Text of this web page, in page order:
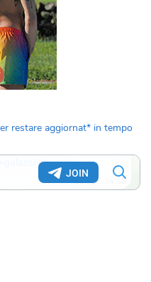
restare aggiornat* in tempo